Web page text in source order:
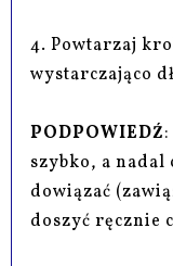
4. Powtarzaj
wystarczająco
PODPOWIEDŹ
szybko, a nadal
dowiązać
doszyć ręcznie